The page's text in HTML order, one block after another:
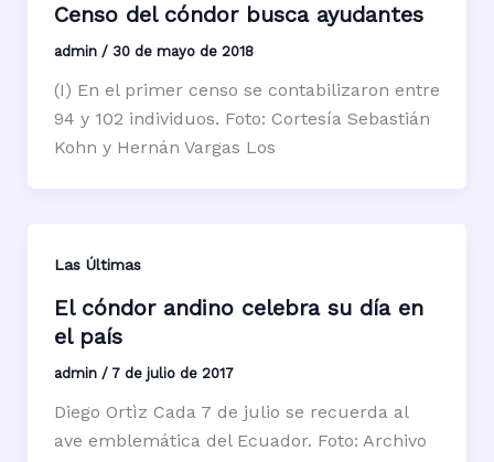
Censo del cóndor busca ayudantes
admin / 30 de mayo de 2018
(I) En el primer censo se contabilizaron entre
94 y 102 individuos. Foto: Cortesía Sebastián
Kohn y Hernán Vargas Los
Las Últimas
El cóndor andino celebra su día en
el país
admin / 7 de julio de 2017
Diego Ortìz Cada 7 de julio se recuerda al
ave emblemática del Ecuador. Foto: Archivo